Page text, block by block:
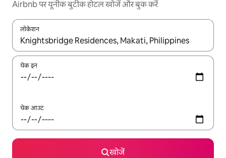
Airbnb पर यूनीक बुटीक होटल खोजें और बुक करें
लोकेशन
नतीजों के उपलब्ध होने पर, अप और डाउन 'ऐरो की' का इस्तेमाल करके नेविगेट
चेक इन
चेक आउट
खोजें